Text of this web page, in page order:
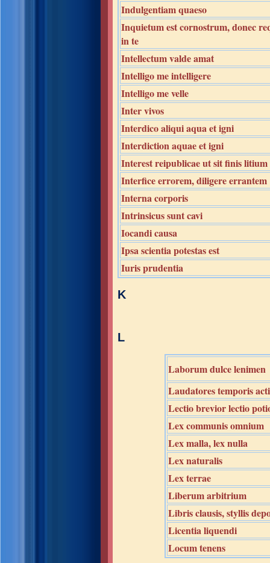
Indulgentiam quaeso
Inquietum est cornostrum, donec
in te
Intellectum valde amat
Intelligo me intelligere
Intelligo me velle
Inter vivos
Interdico aliqui aqua et igni
Interdiction aquae et igni
Interest reipublicae ut sit finis litium
Interfice errorem, diligere errantem
Interna corporis
Intrinsicus sunt cavi
Iocandi causa
Ipsa scientia potestas est
Iuris prudentia
K
L
Laborum dulce lenimen
Laudatores temporis acti
Lectio brevior lectio
Lex communis omnium
Lex malla, lex nulla
Lex naturalis
Lex terrae
Liberum arbitrium
Libris clausis, styllis
Licentia liquendi
Locum tenens